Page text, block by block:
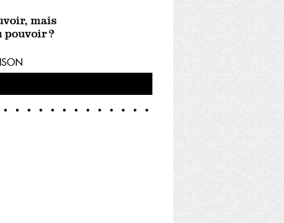
mais
pouvoir ?